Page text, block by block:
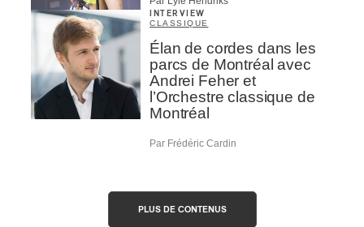
INTERVIEW
CLASSIQUE
Élan de cordes dans les
parcs de Montréal avec
Andrei Feher et
l’Orchestre classique de
Montréal
Par Frédéric Cardin
PLUS DE CONTENUS